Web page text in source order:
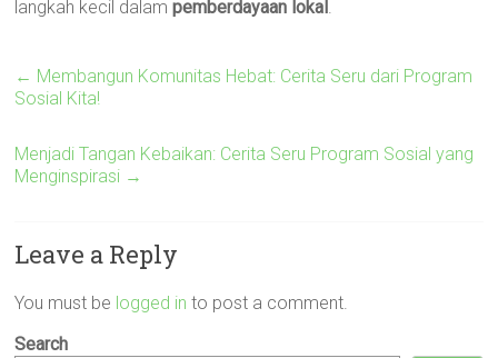
langkah kecil dalampemberdayaan lokal.
← Membangun Komunitas Hebat: Cerita Seru dari Program
Sosial Kita!
Menjadi Tangan Kebaikan: Cerita Seru Program Sosial yang
Menginspirasi →
Leave a Reply
You must be logged in to post a comment.
Search